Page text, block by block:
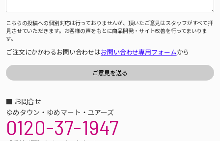
こちらの投稿への個別対応は行っておりませんが、頂いたご意見はスタッフがすべて拝
見させていただきます。お客様の声をもとに商品開発・サイト改善を行ってまいりま
す。
ご注文にかかわるお問い合わせはお問い合わせ専用フォームから
■ お問合せ
ゆめタウン・ゆめマート・ユアーズ
0120-37-1947